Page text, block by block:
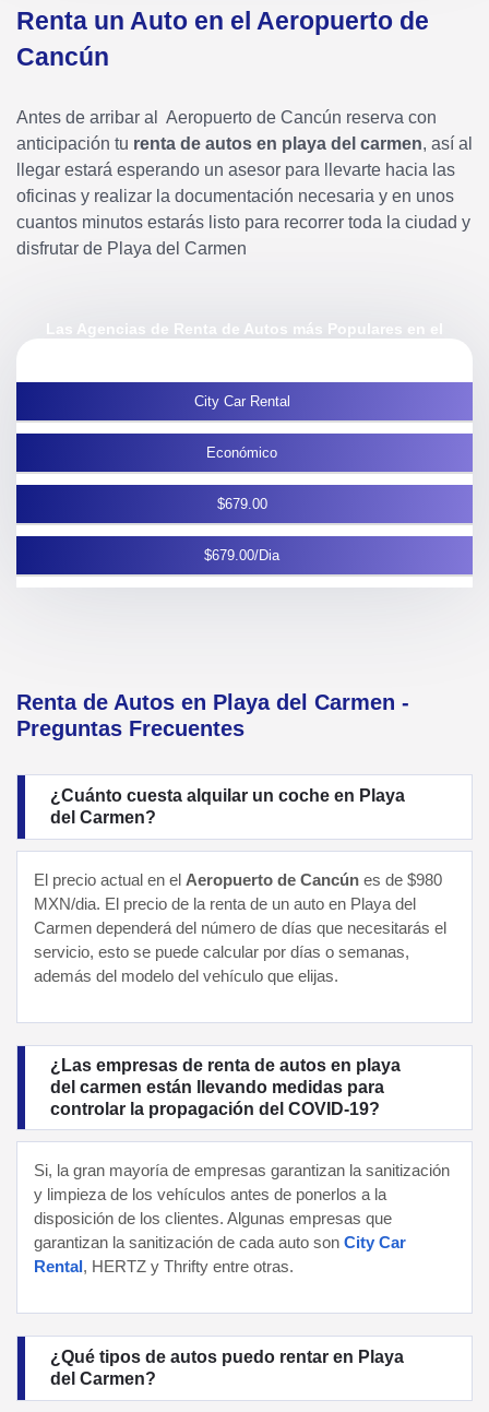
Renta un Auto en el Aeropuerto de
Cancún
Antes de arribar al Aeropuerto de Cancún reserva con
anticipación tu renta de autos en playa del carmen, así al
llegar estará esperando un asesor para llevarte hacia las
oficinas y realizar la documentación necesaria y en unos
cuantos minutos estarás listo para recorrer toda la ciudad y
disfrutar de Playa del Carmen
Las Agencias de Renta de Autos más Populares en el
City Car Rental
Económico
$679.00
$679.00/Dia
Renta de Autos en Playa del Carmen -
Preguntas Frecuentes
¿Cuánto cuesta alquilar un coche en Playa
del Carmen?
El precio actual en el Aeropuerto de Cancún es de $980
MXN/dia. El precio de la renta de un auto en Playa del
Carmen dependerá del número de días que necesitarás el
servicio, esto se puede calcular por días o semanas,
además del modelo del vehículo que elijas.
¿Las empresas de renta de autos en playa
del carmen están llevando medidas para
controlar la propagación del COVID-19?
Si, la gran mayoría de empresas garantizan la sanitización
y limpieza de los vehículos antes de ponerlos a la
disposición de los clientes. Algunas empresas que
garantizan la sanitización de cada auto son City Car
Rental , HERTZ y Thrifty entre otras.
¿Qué tipos de autos puedo rentar en Playa
del Carmen?